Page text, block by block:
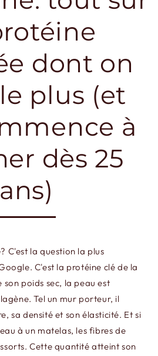
dont on
plus (et
à
dès 25
ans)
C'est la question la plus
C'est la protéine clé de la
son poids sec, la peau est
Tel un mur porteur, il
sa densité et son élasticité. Et si
à un matelas, les fibres de
Cette quantité atteint son